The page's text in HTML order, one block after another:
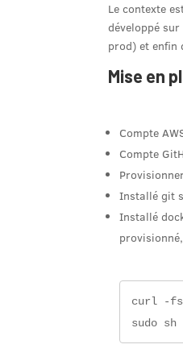
Le contexte
développé
prod) et enfin
Mise en
Compte
Compte
Installé git
Installé
curl -